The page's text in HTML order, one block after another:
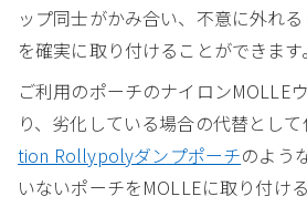
ップ同士がかみ合い、不意に外れ
を確実に取り付けることができます。
ご利用のポーチのナイロンMOLLE
り、劣化している場合の代替として
tion Rollypolyダンプポーチのよう
いないポーチをMOLLEに取り付け